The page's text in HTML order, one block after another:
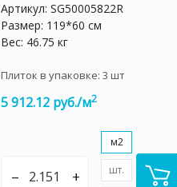
Артикул: SG50005822R
Размер: 119*60 см
Вес: 46.75 кг
Плиток в упаковке: 3 шт
5 912.12 руб./м2
– +
м2
шт.